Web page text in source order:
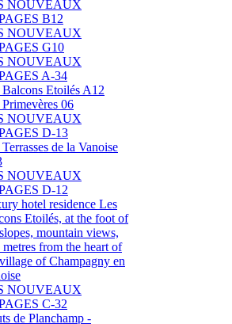
NOUVEAUX
B12
NOUVEAUX
G10
NOUVEAUX
A-34
Balcons Etoilés A12
06
NOUVEAUX
D-13
de la Vanoise
NOUVEAUX
D-12
hotel residence Les
Etoilés, at the foot of
mountain views,
metres from the heart of
of Champagny en
NOUVEAUX
C-32
de Planchamp -